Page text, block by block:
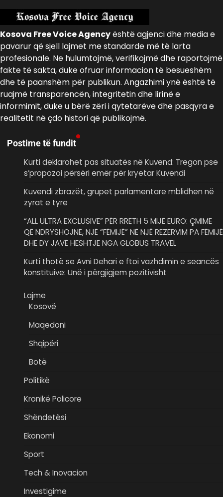
Kosova Free Voice Agencyështë agjenci dhe media e
pavarur që sjell lajmet me standarde më të larta
profesionale. Ne hulumtojmë, verifikojmë dhe raportojmë
fakte të sakta, duke ofruar informacion të besueshëm
dhe të paanshëm për publikun. Angazhimi ynë është të
ruajmë transparencën, integritetin dhe lirinë e
informimit, duke u bërë zëri i qytetarëve dhe pasqyra e
realitetit në çdo histori që publikojmë.
Postime të fundit
Kurti deklarohet pas situatës në Kuvend: Tregon pse
s’propozoi përsëri emër për kryetar Kuvendi
Kuvendi zbrazët, grupet parlamentare mblidhen në
zyrat e tyre
“ALL ULTRA EXCLUSIVE” PËR RRETH 5 MIJË EURO: ÇMIME
QË NDRYSHOJNË, NJË “FËMIJË” NË NJË REZERVIM PA FËMIJË
DHE DY JAVË HESHTJE NGA GLOBUS TRAVEL
Kurti thotë se Avni Dehari e ftoi vazhdimin e seancës
konstituive: Unë i përgjigjem pozitivisht
Lajme
Kosovë
Maqedoni
Shqipëri
Botë
Politikë
Kronikë Policore
Shëndetësi
Ekonomi
Sport
Tech & Inovacion
Investigime